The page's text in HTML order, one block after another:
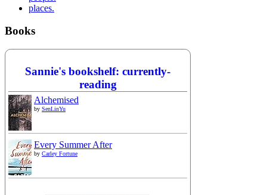
places.
Books
Sannie's bookshelf: currently-
reading
Alchemised
by SenLinYu
Every Summer After
by Carley Fortune